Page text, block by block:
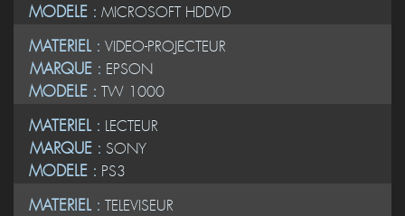
MODELE : MICROSOFT HDDVD
MATERIEL : VIDEO-PROJECTEUR
MARQUE : EPSON
MODELE : TW 1000
MATERIEL : LECTEUR
MARQUE : SONY
MODELE : PS3
MATERIEL : TELEVISEUR